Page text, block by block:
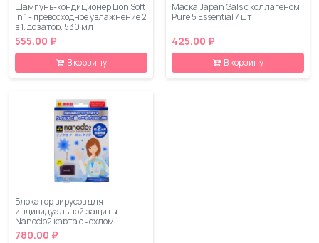
Шампунь-кондиционер Lion Soft
in 1 - превосходное увлажнение 2
в 1, дозатор, 530 мл
555.00 ₽
В корзину
Маска Japan Gals с коллагеном
Pure 5 Essential 7 шт
425.00 ₽
В корзину
Блокатор вирусов для
индивидуальной защиты
Nanoclo2 карта с чехлом,
коробка 1 шт
780.00 ₽